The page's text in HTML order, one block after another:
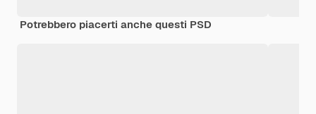
Potrebbero piacerti anche questi PSD